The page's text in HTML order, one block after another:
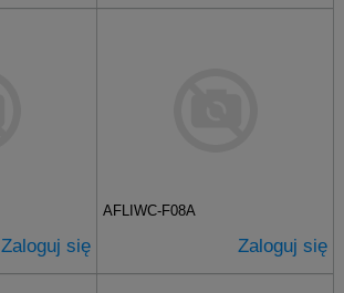
Zaloguj się
AFLIWC-F08A
Zaloguj się